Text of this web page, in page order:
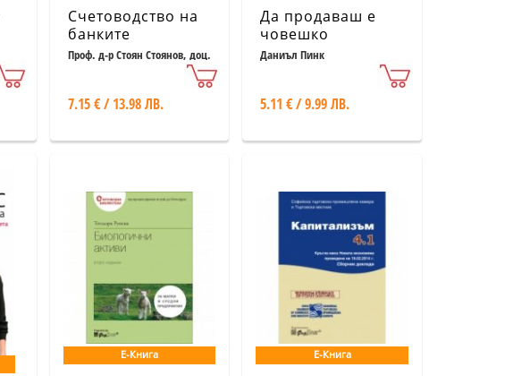
Счетоводство на
банките
Проф. д-р Стоян Стоянов, доц.
д-р Румяна Пожаревска, гл.
7.15 € / 13.98 ЛВ.
Да продаваш е
човешко
Даниъл Пинк
5.11 € / 9.99 ЛВ.
Е-Книга Е-Книга